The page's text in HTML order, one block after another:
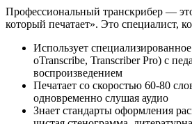
Профессиональный транскрибер —
который печатает». Это специалист,
Использует
oTranscribe, Transcriber Pro) с
воспроизведением
Печатает со скоростью 60-80
одновременно слушая аудио
Знает стандарты оформления